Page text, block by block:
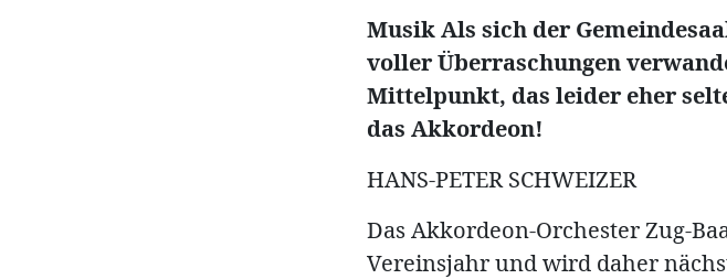
Musik Als sich der
voller Überraschungen
Mittelpunkt, das leider eher
das Akkordeon!
HANS-PETER SCHWEIZER
Das Akkordeon-Orchester Zug-
Vereinsjahr und wird daher